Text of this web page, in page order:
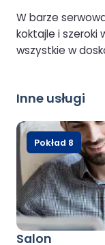
W barze
koktajle i szeroki
wszystkie w
Inne usługi
Salon
Pokład 8